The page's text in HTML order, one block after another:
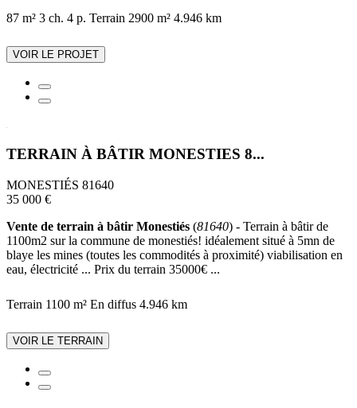
87 m² 3 ch. 4 p. Terrain 2900 m² 4.946 km
VOIR LE PROJET
TERRAIN À BÂTIR MONESTIES 8...
MONESTIÉS 81640
35 000 €
Vente de terrain à bâtir Monestiés (81640) - Terrain à bâtir de
1100m2 sur la commune de monestiés! idéalement situé à 5mn de
blaye les mines (toutes les commodités à proximité) viabilisation en
eau, électricité ... Prix du terrain 35000€ ...
Terrain 1100 m² En diffus 4.946 km
VOIR LE TERRAIN